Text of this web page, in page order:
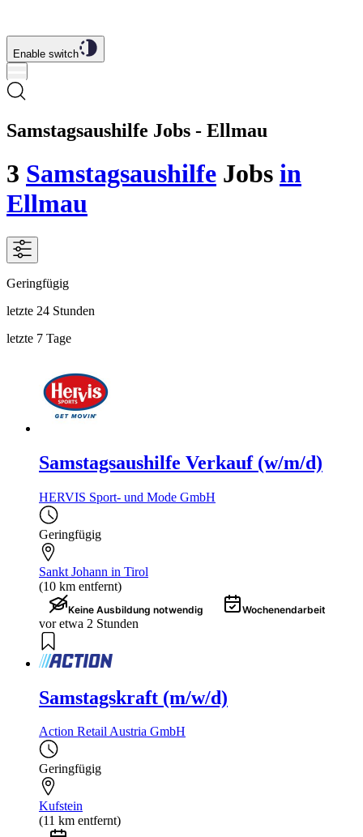
Enable switch
Samstagsaushilfe Jobs - Ellmau
3 Samstagsaushilfe Jobs in
Ellmau
Geringfügig
letzte 24 Stunden
letzte 7 Tage
Samstagsaushilfe Verkauf (w/m/d)
HERVIS Sport- und Mode GmbH
Geringfügig
Sankt Johann in Tirol
(10 km entfernt)
Keine Ausbildung notwendig Wochenendarbeit
vor etwa 2 Stunden
Samstagskraft (m/w/d)
Action Retail Austria GmbH
Geringfügig
Kufstein
(11 km entfernt)